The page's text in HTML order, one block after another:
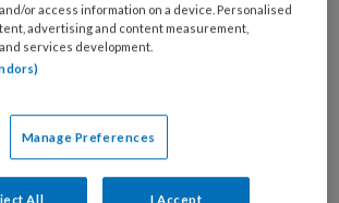
en
Media B.V.
?
met onsprivacy statement
or access information on a device. Personalised
advertising and content measurement,
services development.
Manage Preferences
All I Accept